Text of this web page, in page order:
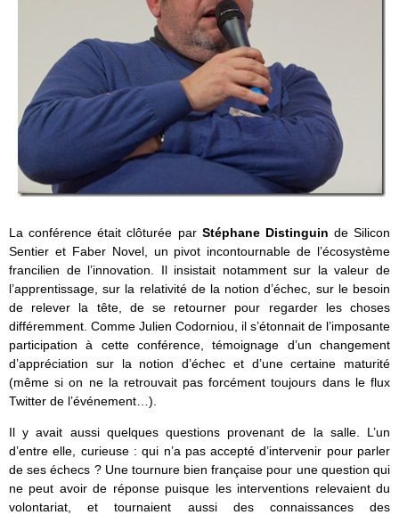
La conférence était clôturée par Stéphane Distinguin de Silicon
Sentier et Faber Novel, un pivot incontournable de l’écosystème
francilien de l’innovation. Il insistait notamment sur la valeur de
l’apprentissage, sur la relativité de la notion d’échec, sur le besoin
de relever la tête, de se retourner pour regarder les choses
différemment. Comme Julien Codorniou, il s’étonnait de l’imposante
participation à cette conférence, témoignage d’un changement
d’appréciation sur la notion d’échec et d’une certaine maturité
(même si on ne la retrouvait pas forcément toujours dans le flux
Twitter de l’événement…).
Il y avait aussi quelques questions provenant de la salle. L’un
d’entre elle, curieuse : qui n’a pas accepté d’intervenir pour parler
de ses échecs ? Une tournure bien française pour une question qui
ne peut avoir de réponse puisque les interventions relevaient du
volontariat, et tournaient aussi des connaissances des